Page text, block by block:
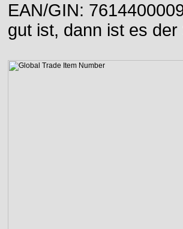
EAN/GIN:
gut ist, dann ist es der